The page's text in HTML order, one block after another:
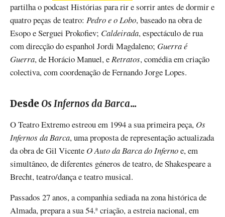
partilha o podcast Histórias para rir e sorrir antes de dormir e
quatro peças de teatro: Pedro e o Lobo, baseado na obra de
Esopo e Serguei Prokofiev; Caldeirada, espectáculo de rua
com direcção do espanhol Jordi Magdaleno; Guerra é
Guerra, de Horácio Manuel, eRetratos, comédia em criação
colectiva, com coordenação de Fernando Jorge Lopes.
Desde Os Infernos da Barca...
O Teatro Extremo estreou em 1994 a sua primeira peça, Os
Infernos da Barca, uma proposta de representação actualizada
da obra de Gil Vicente O Auto da Barca do Infernoe, em
simultâneo, de diferentes géneros de teatro, de Shakespeare a
Brecht, teatro/dança e teatro musical.
Passados 27 anos, a companhia sediada na zona histórica de
Almada, prepara a sua 54.ª criação, a estreia nacional, em